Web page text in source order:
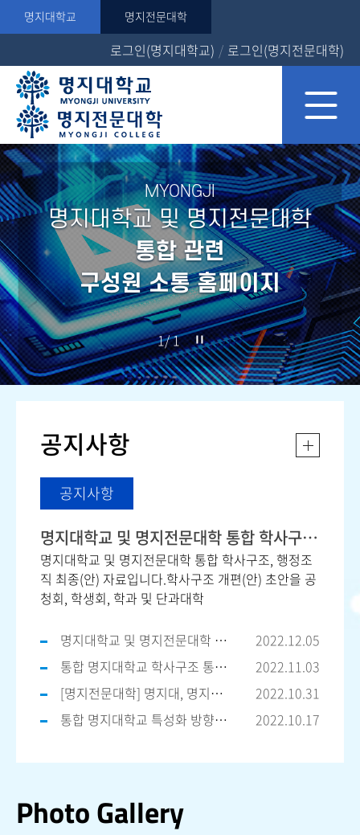
명지대학교 명지전문대학
로그인(명지대학교) / 로그인(명지전문대학)
MYONGJI
명지대학교 및 명지전문대학
통합 관련
구성원 소통 홈페이지
1/1
공지사항
공지사항
명지대학교 및 명지전문대학 통합 학사구조, 행정조직 최종(안) 자료
명지대학교 및 명지전문대학 통합 학사구조, 행정조
직 최종(안) 자료입니다.학사구조 개편(안) 초안을 공
청회, 학생회, 학과 및 단과대학
명지대학교 및 명지전문대학 통합 학사구조 개편(안)_통합추진위원회
2022.12.05
통합 명지대학교 학사구조 통합(안) 설명회 자료(2022.11.03)
2022.11.03
[명지전문대학] 명지대, 명지전문대 통합_학사구조개편_간담회 자료_20221024
2022.10.31
통합 명지대학교 특성화 방향에 대한 산출 자료 열람 신청 방법 안내
2022.10.17
Photo Gallery